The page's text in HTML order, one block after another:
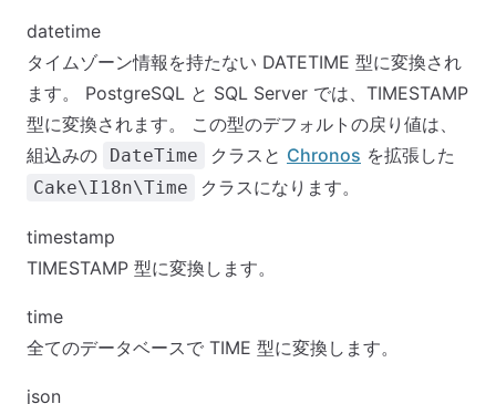
datetime
タイムゾーン情報を持たない DATETIME 型に変換され
ます。 PostgreSQL と SQL Server では、TIMESTAMP
型に変換されます。 この型のデフォルトの戻り値は、
組込みの
DateTime クラスと Chronos を拡張した
Cake\I18n\Time クラスになります。
timestamp
TIMESTAMP 型に変換します。
time
全てのデータベースで TIME 型に変換します。
json